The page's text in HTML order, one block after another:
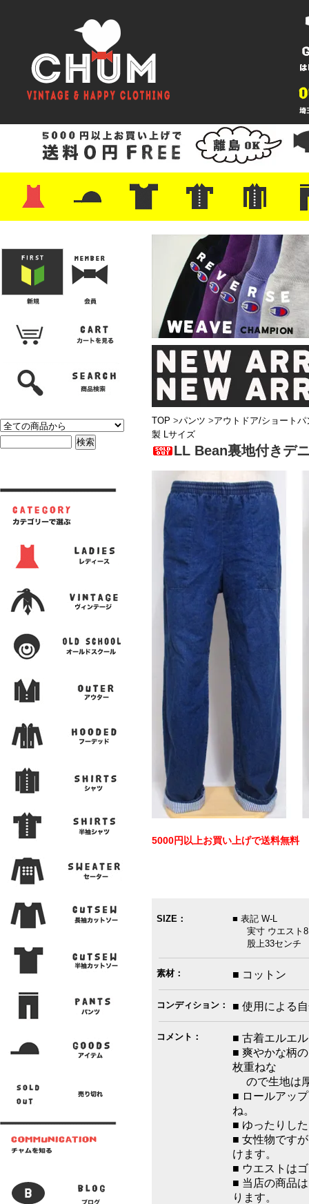
・レザーシューズ/スニーカー
・プリントTシャツ
・バンド/ツアー
・キャラクター
・Nike/adidas/スポーツ
・チャンピオン
・サーフ/スケート
・ボーダー/総柄/無地
・フットボール/リンガー
・タンクトップ/NBA・ポロシャツ
・半袖シャツ
・アロハ/サーフ/ボーリング
・ラルフ/ブランド
・無地/チェック/ストラ
・ワーク/ミリタリー/ウ
・ネル/ウール ・ショ
・アウ
・ジー
・
・ミリ
・コー
・コッ
・オー
・ジャ
ン
TOP >パンツ >アウトドア/ショートパ
製 Lサイズ
LL Bean裏地付きデ
5000円以上お買い上げで送料無料
SIZE：
■ 表記 W-L
実寸 ウエスト
股上33センチ
素材： ■ コットン
コンディション： ■ 使用による
コメント：
■ 古着エルエ
■ 爽やかな柄
枚重ねな
ので生地は
■ ロールアッ
ね。
■ ゆったりし
■ 女性物です
けます。
■ ウエストは
■ 当店の商品
ります。